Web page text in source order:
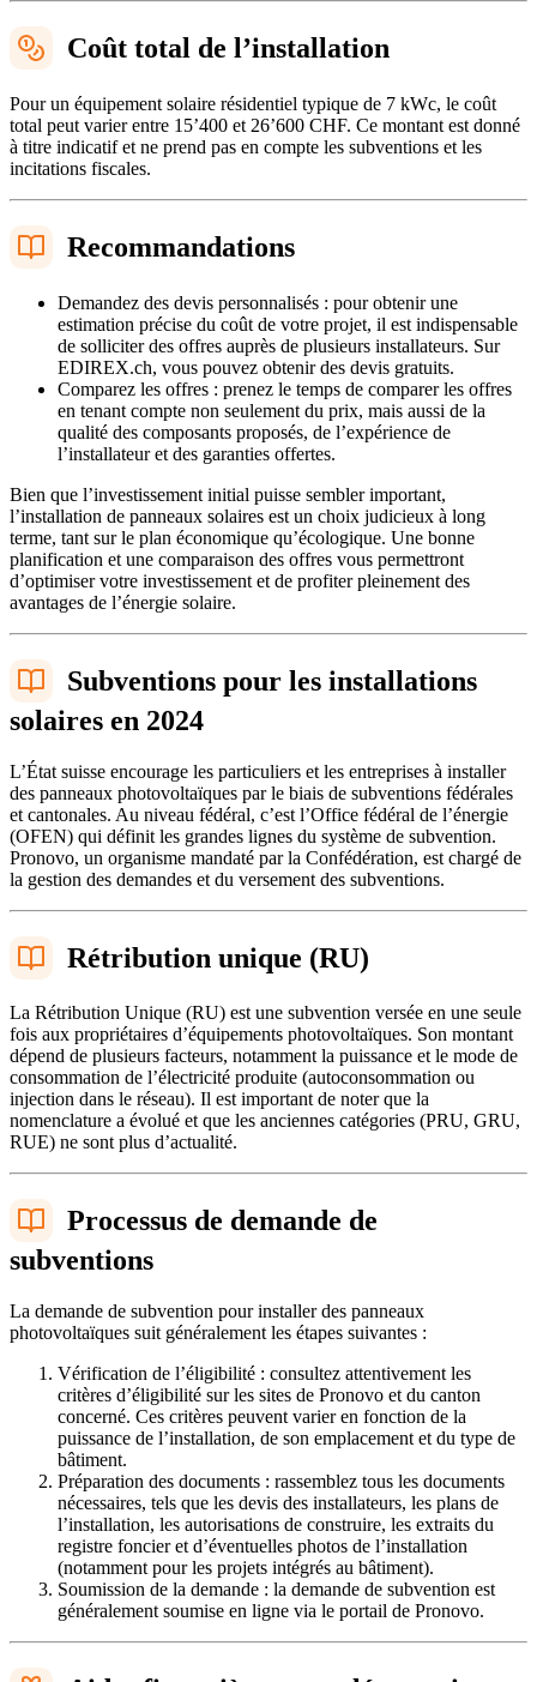
Coût total de l’installation
Pour un équipement solaire résidentiel typique de 7 kWc, le coût
total peut varier entre 15’400 et 26’600 CHF. Ce montant est donné
à titre indicatif et ne prend pas en compte les subventions et les
incitations fiscales.
Recommandations
Demandez des devis personnalisés : pour obtenir une
estimation précise du coût de votre projet, il est indispensable
de solliciter des offres auprès de plusieurs installateurs. Sur
EDIREX.ch, vous pouvez obtenir des devis gratuits.
Comparez les offres : prenez le temps de comparer les offres
en tenant compte non seulement du prix, mais aussi de la
qualité des composants proposés, de l’expérience de
l’installateur et des garanties offertes.
Bien que l’investissement initial puisse sembler important,
l’installation de panneaux solaires est un choix judicieux à long
terme, tant sur le plan économique qu’écologique. Une bonne
planification et une comparaison des offres vous permettront
d’optimiser votre investissement et de profiter pleinement des
avantages de l’énergie solaire.
Subventions pour les installations
solaires en 2024
L’État suisse encourage les particuliers et les entreprises à installer
des panneaux photovoltaïques par le biais de subventions fédérales
et cantonales. Au niveau fédéral, c’est l’Office fédéral de l’énergie
(OFEN) qui définit les grandes lignes du système de subvention.
Pronovo, un organisme mandaté par la Confédération, est chargé de
la gestion des demandes et du versement des subventions.
Rétribution unique (RU)
La Rétribution Unique (RU) est une subvention versée en une seule
fois aux propriétaires d’équipements photovoltaïques. Son montant
dépend de plusieurs facteurs, notamment la puissance et le mode de
consommation de l’électricité produite (autoconsommation ou
injection dans le réseau). Il est important de noter que la
nomenclature a évolué et que les anciennes catégories (PRU, GRU,
RUE) ne sont plus d’actualité.
Processus de demande de
subventions
La demande de subvention pour installer des panneaux
photovoltaïques suit généralement les étapes suivantes :
Vérification de l’éligibilité : consultez attentivement les
critères d’éligibilité sur les sites de Pronovo et du canton
concerné. Ces critères peuvent varier en fonction de la
puissance de l’installation, de son emplacement et du type de
bâtiment.
Préparation des documents : rassemblez tous les documents
nécessaires, tels que les devis des installateurs, les plans de
l’installation, les autorisations de construire, les extraits du
registre foncier et d’éventuelles photos de l’installation
(notamment pour les projets intégrés au bâtiment).
Soumission de la demande : la demande de subvention est
généralement soumise en ligne via le portail de Pronovo.